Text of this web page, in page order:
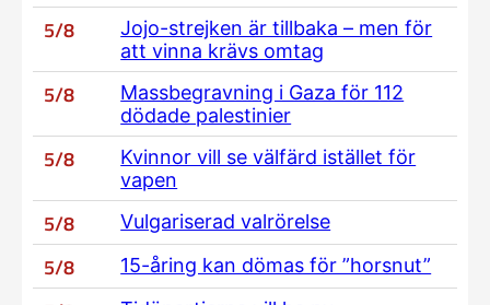
5/8
Jojo-strejken är tillbaka – men för
att vinna krävs omtag
5/8
Massbegravning i Gaza för 112
dödade palestinier
5/8
Kvinnor vill se välfärd istället för
vapen
5/8 Vulgariserad valrörelse
5/8 15-åring kan dömas för ”horsnut”